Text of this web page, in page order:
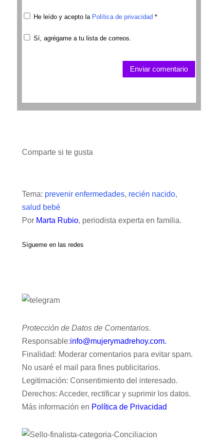
He leído y acepto la Política de privacidad *
Sí, agrégame a tu lista de correos.
Enviar comentario
Comparte si te gusta
Tema: prevenir enfermedades, recién nacido,
salud bebé
Por Marta Rubio, periodista experta en familia.
Sígueme en las redes
Protección de Datos de Comentarios.
Responsable:info@mujerymadrehoy.com.
Finalidad: Moderar comentarios para evitar spam.
No usaré el mail para fines publicitarios.
Legitimación: Consentimiento del interesado.
Derechos: Acceder, rectificar y suprimir los datos.
Más información en Política de Privacidad